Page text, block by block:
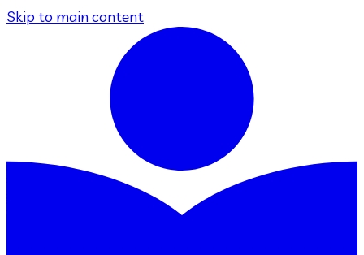
Skip to main content